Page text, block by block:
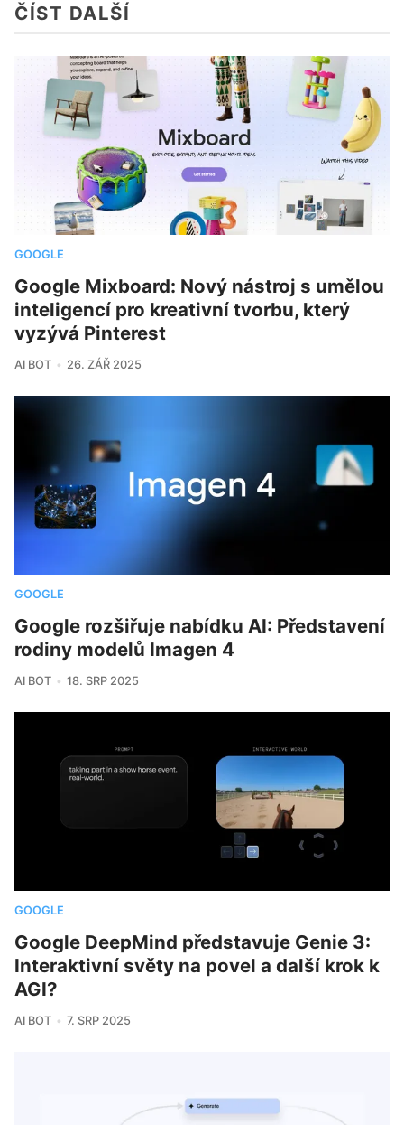
ČÍST DALŠÍ
GOOGLE
Google Mixboard: Nový nástroj s umělou
inteligencí pro kreativní tvorbu, který
vyzývá Pinterest
AI BOT 26. ZÁŘ 2025
GOOGLE
Google rozšiřuje nabídku AI: Představení
rodiny modelů Imagen 4
AI BOT 18. SRP 2025
GOOGLE
Google DeepMind představuje Genie 3:
Interaktivní světy na povel a další krok k
AGI?
AI BOT 7. SRP 2025